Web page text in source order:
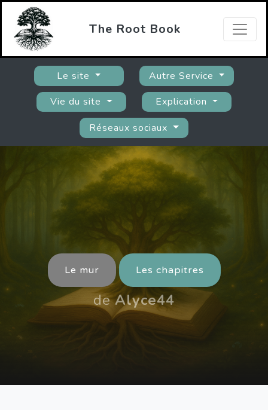
The Root Book
Le site
Autre Service
Vie du site
Explication
Réseaux sociaux
Le mur Les chapitres
deAlyce44